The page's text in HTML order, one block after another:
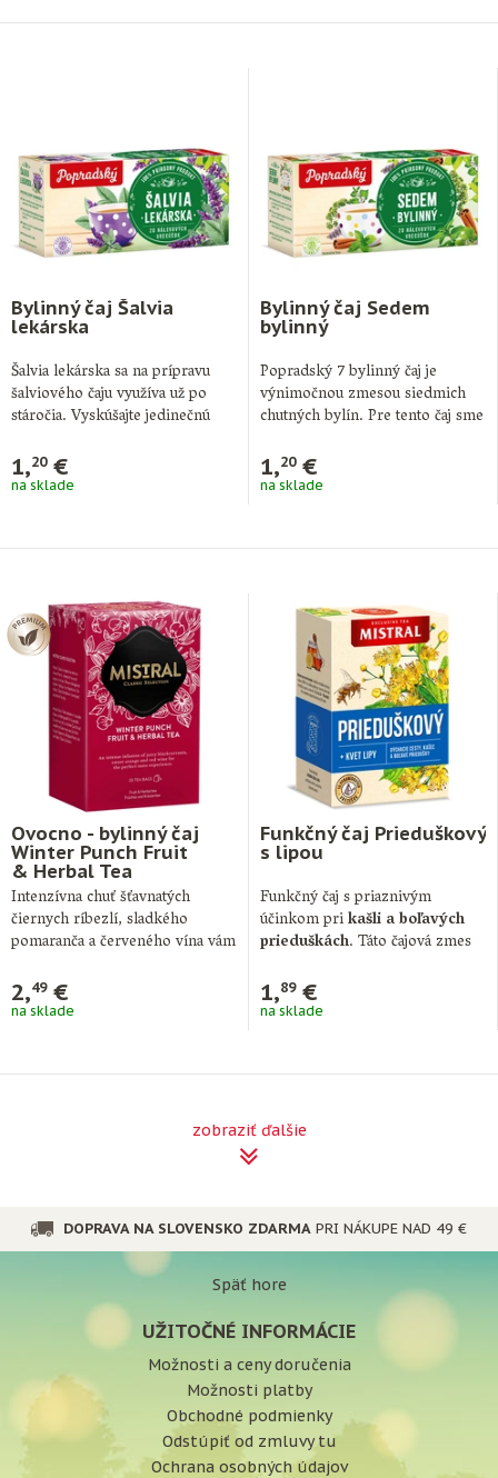
Bylinný čaj Šalvia
lekárska
Šalvia lekárska sa na prípravu
šalviového čaju využíva už po
stáročia. Vyskúšajte jedinečnú
1,20€
na sklade
Bylinný čaj Sedem
bylinný
Popradský 7 bylinný čaj je
výnimočnou zmesou siedmich
chutných bylín. Pre tento čaj sme
1,20€
na sklade
Ovocno - bylinný čaj
Winter Punch Fruit
& Herbal Tea
Intenzívna chuť šťavnatých
čiernych ríbezlí, sladkého
pomaranča a červeného vína vám
2,49€
na sklade
Funkčný čaj Prieduškový
s lipou
Funkčný čaj s priaznivým
účinkom prikašli a boľavých
prieduškách. Táto čajová zmes
1,89€
na sklade
zobraziť ďalšie
DOPRAVA NA SLOVENSKO ZDARMA PRI NÁKUPE NAD 49 €
Späť hore
UŽITOČNÉ INFORMÁCIE
Možnosti a ceny doručenia
Možnosti platby
Obchodné podmienky
Odstúpiť od zmluvy tu
Ochrana osobných údajov